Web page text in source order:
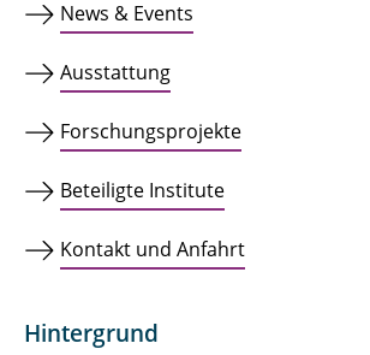
News & Events
Ausstattung
Forschungsprojekte
Beteiligte Institute
Kontakt und Anfahrt
Hintergrund